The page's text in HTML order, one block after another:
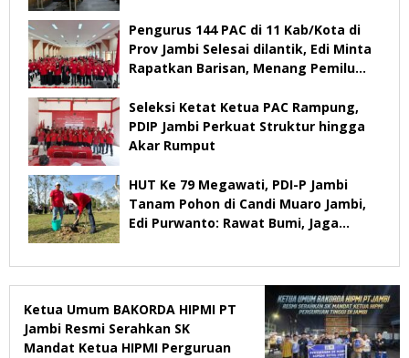
Pengurus 144 PAC di 11 Kab/Kota di
Prov Jambi Selesai dilantik, Edi Minta
Rapatkan Barisan, Menang Pemilu
Seleksi Ketat Ketua PAC Rampung,
PDIP Jambi Perkuat Struktur hingga
Akar Rumput
HUT Ke 79 Megawati, PDI-P Jambi
Tanam Pohon di Candi Muaro Jambi,
Edi Purwanto: Rawat Bumi, Jaga
Ketua Umum BAKORDA HIPMI PT
Jambi Resmi Serahkan SK
Mandat Ketua HIPMI Perguruan